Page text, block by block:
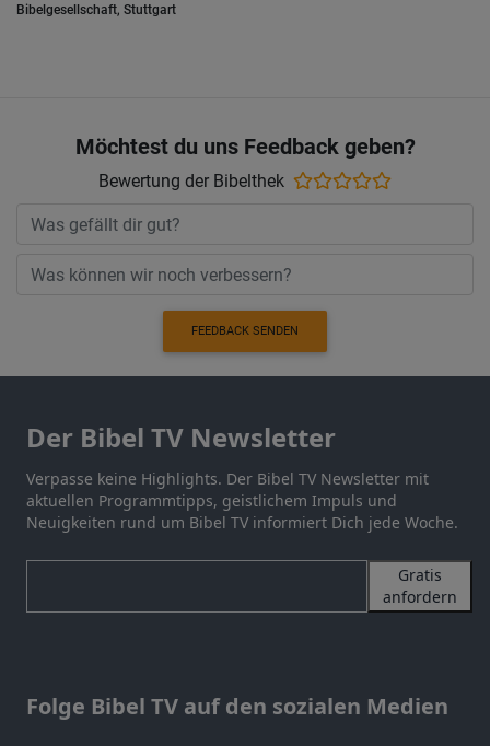
Bibelgesellschaft, Stuttgart
Möchtest du uns Feedback geben?
Bewertung der Bibelthek
FEEDBACK SENDEN
Der Bibel TV Newsletter
Verpasse keine Highlights. Der Bibel TV Newsletter mit
aktuellen Programmtipps, geistlichem Impuls und
Neuigkeiten rund um Bibel TV informiert Dich jede Woche.
Gratis
anfordern
Folge Bibel TV auf den sozialen Medien